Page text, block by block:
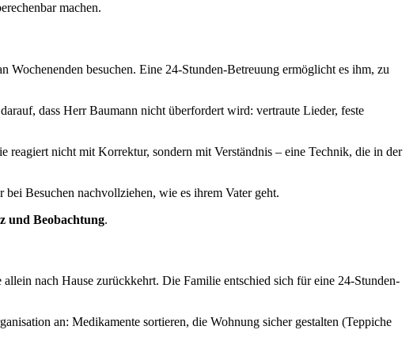
machen.
besuchen. Eine 24-Stunden-Betreuung ermöglicht es ihm, zu
dass Herr Baumann nicht überfordert wird: vertraute Lieder, feste
reagiert nicht mit Korrektur, sondern mit Verständnis – eine Technik, die in der
Besuchen nachvollziehen, wie es ihrem Vater geht.
und Beobachtung.
nach Hause zurückkehrt. Die Familie entschied sich für eine 24-Stunden-
an: Medikamente sortieren, die Wohnung sicher gestalten (Teppiche